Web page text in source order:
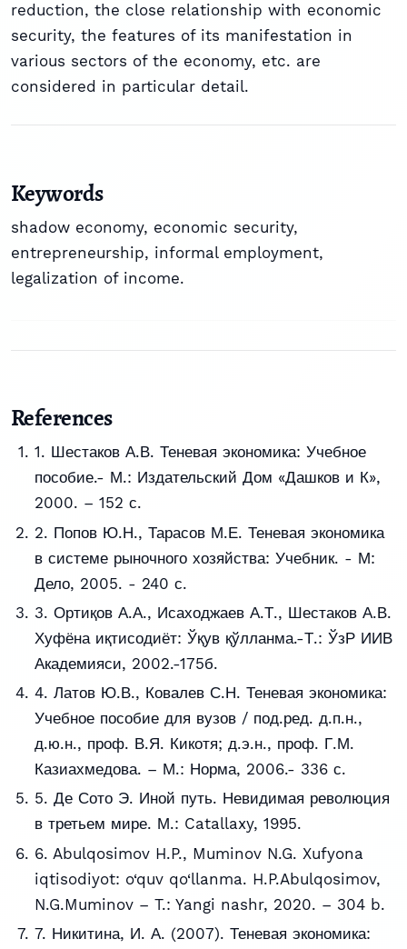
reduction, the close relationship with economic
security, the features of its manifestation in
various sectors of the economy, etc. are
considered in particular detail.
Keywords
shadow economy, economic security,
entrepreneurship, informal employment,
legalization of income.
References
1. Шестаков А.В. Теневая экономика: Учебное
пособие.- М.: Издательский Дом «Дашков и К»,
2000. – 152 с.
2. Попов Ю.Н., Тарасов М.Е. Теневая экономика
в системе рыночного хозяйства: Учебник. - М:
Дело, 2005. - 240 с.
3. Ортиқов А.А., Исаходжаев А.Т., Шестаков А.В.
Хуфёна иқтисодиёт: Ўқув қўлланма.-Т.: ЎзР ИИВ
Академияси, 2002.-175б.
4. Латов Ю.В., Ковалев С.Н. Теневая экономика:
Учебное пособие для вузов / под.ред. д.п.н.,
д.ю.н., проф. В.Я. Кикотя; д.э.н., проф. Г.М.
Казиахмедова. – М.: Норма, 2006.- 336 с.
5. Де Сото Э. Иной путь. Невидимая революция
в третьем мире. М.: Catallaxy, 1995.
6. Abulqosimov H.P., Muminov N.G. Xufyona
iqtisodiyot: o‘quv qo‘llanma. H.P.Abulqosimov,
N.G.Muminov – T.: Yangi nashr, 2020. – 304 b.
7. Никитина, И. А. (2007). Теневая экономика: